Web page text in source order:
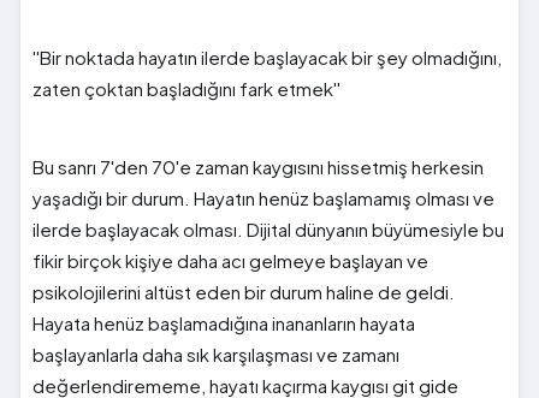
''Bir noktada hayatın ilerde başlayacak bir şey olmadığını,
zaten çoktan başladığını fark etmek''
Bu sanrı 7'den 70'e zaman kaygısını hissetmiş herkesin
yaşadığı bir durum. Hayatın henüz başlamamış olması ve
ilerde başlayacak olması. Dijital dünyanın büyümesiyle bu
fikir birçok kişiye daha acı gelmeye başlayan ve
psikolojilerini altüst eden bir durum haline de geldi.
Hayata henüz başlamadığına inananların hayata
başlayanlarla daha sık karşılaşması ve zamanı
değerlendirememe, hayatı kaçırma kaygısı git gide